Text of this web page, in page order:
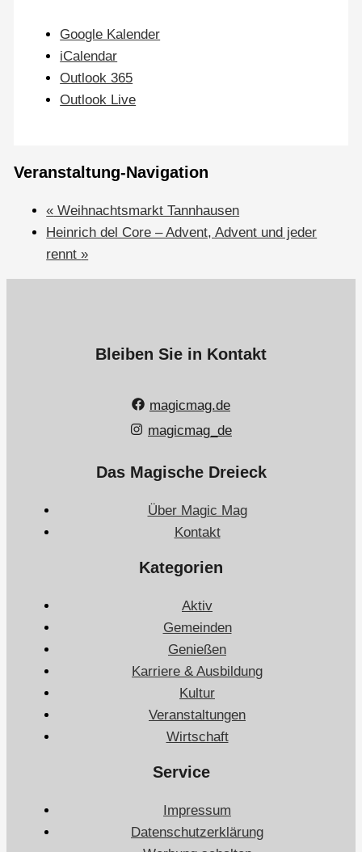
Google Kalender
iCalendar
Outlook 365
Outlook Live
Veranstaltung-Navigation
« Weihnachtsmarkt Tannhausen
Heinrich del Core – Advent, Advent und jeder
rennt»
Bleiben Sie in Kontakt
magicmag.de
magicmag_de
Das Magische Dreieck
Über Magic Mag
Kontakt
Kategorien
Aktiv
Gemeinden
Genießen
Karriere & Ausbildung
Kultur
Veranstaltungen
Wirtschaft
Service
Impressum
Datenschutzerklärung